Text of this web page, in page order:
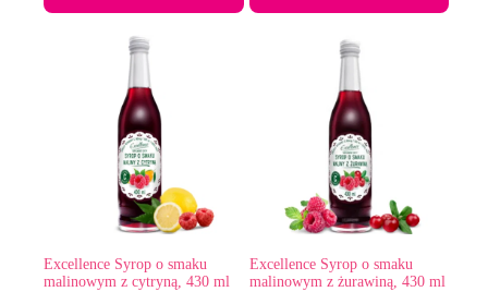
Excellence Syrop o smaku
malinowym z cytryną, 430 ml
Excellence Syrop o smaku
malinowym z żurawiną, 430 ml